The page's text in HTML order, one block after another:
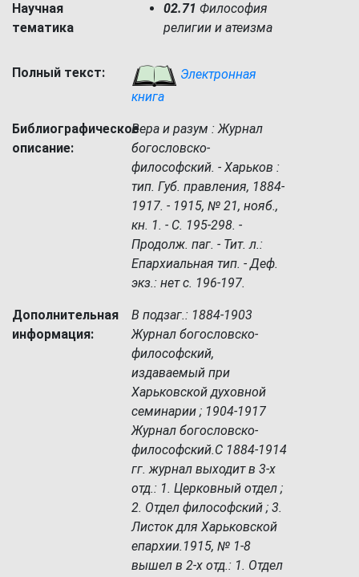
Научная
тематика
02.71 Философия
религии и атеизма
Полный текст:
Электронная
книга
Библиографическое
описание:
Вера и разум : Журнал
богословско-
философский. - Харьков :
тип. Губ. правления, 1884-
1917. - 1915, № 21, нояб.,
кн. 1. - С. 195-298. -
Продолж. паг. - Тит. л.:
Епархиальная тип. - Деф.
экз.: нет с. 196-197.
Дополнительная
информация:
В подзаг.: 1884-1903
Журнал богословско-
философский,
издаваемый при
Харьковской духовной
семинарии ; 1904-1917
Журнал богословско-
философский.С 1884-1914
гг. журнал выходит в 3-х
отд.: 1. Церковный отдел ;
2. Отдел философский ; 3.
Листок для Харьковской
епархии.1915, № 1-8
вышел в 2-х отд.: 1. Отдел